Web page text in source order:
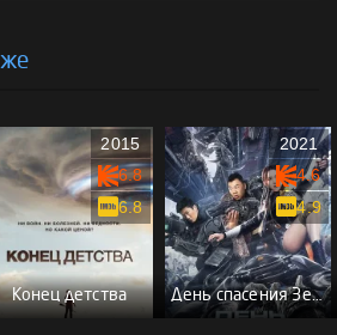
Конец детства
2015
6.8
6.8
День спасения Земли
2021
4.6
4.9